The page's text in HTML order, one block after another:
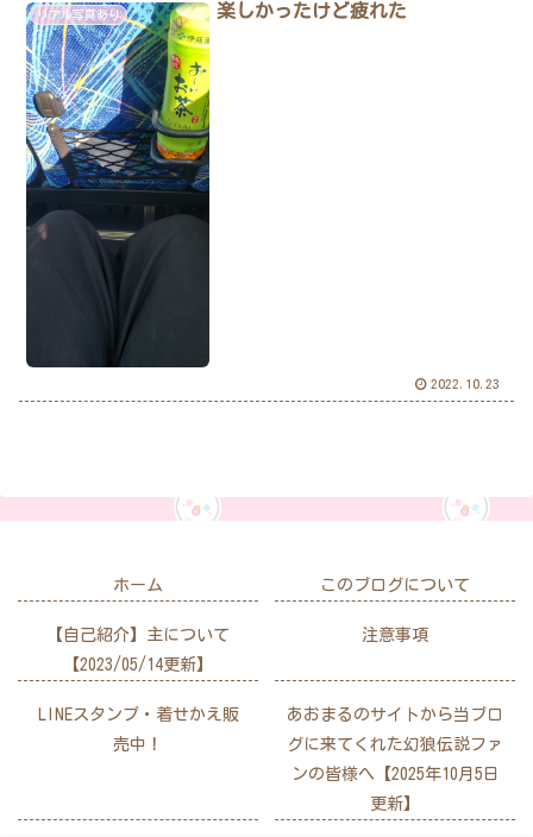
リアル写真あり 楽しかったけど疲れた
2022.10.23
ホーム このブログについて
【自己紹介】主について
【2023/05/14更新】
注意事項
LINEスタンプ・着せかえ販
売中！
あおまるのサイトから当ブロ
グに来てくれた幻狼伝説ファ
ンの皆様へ【2025年10月5日
更新】